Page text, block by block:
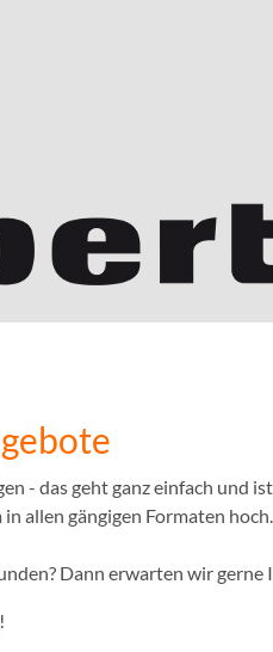
- das geht ganz einfach und
allen gängigen Formaten hoch.
Dann erwarten wir gerne